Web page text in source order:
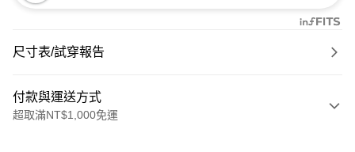
尺寸表/試穿報告
付款與運送方式
超取滿NT$1,000免運